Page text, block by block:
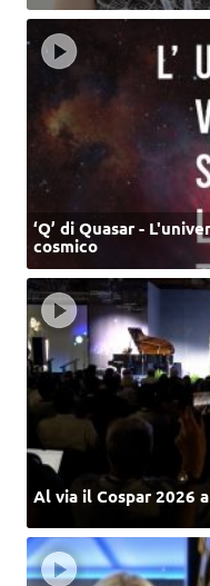
‘Q’ di Quasar -
cosmico
Al via il Cospar 2026